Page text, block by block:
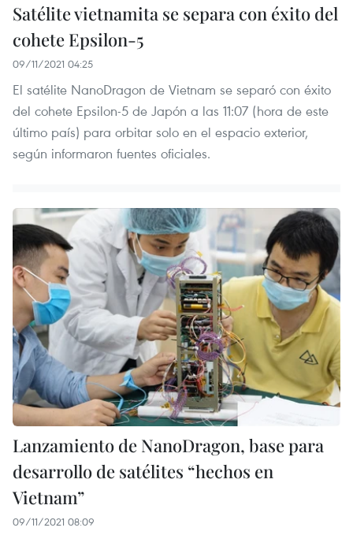
Satélite vietnamita se separa con éxito del
cohete Epsilon-5
09/11/2021 04:25
El satélite NanoDragon de Vietnam se separó con éxito
del cohete Epsilon-5 de Japón a las 11:07 (hora de este
último país) para orbitar solo en el espacio exterior,
según informaron fuentes oficiales.
Lanzamiento de NanoDragon, base para
desarrollo de satélites “hechos en
Vietnam”
09/11/2021 08:09